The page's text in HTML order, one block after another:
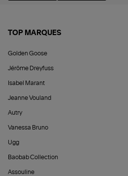
TOP MARQUES
Golden Goose
Jérôme Dreyfuss
Isabel Marant
Jeanne Vouland
Autry
Vanessa Bruno
Ugg
Baobab Collection
Assouline